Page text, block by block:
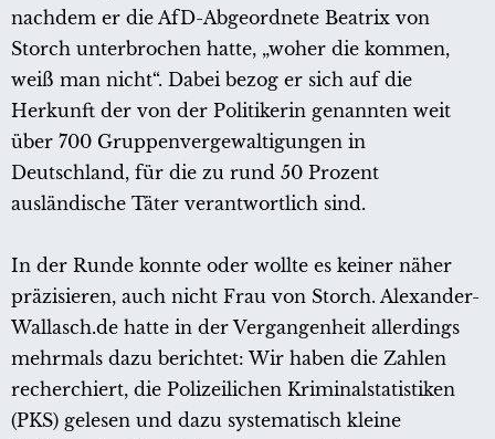
nachdem er die AfD-Abgeordnete Beatrix von
Storch unterbrochen hatte, „woher die kommen,
weiß man nicht“. Dabei bezog er sich auf die
Herkunft der von der Politikerin genannten weit
über 700 Gruppenvergewaltigungen in
Deutschland, für die zu rund 50 Prozent
ausländische Täter verantwortlich sind.
In der Runde konnte oder wollte es keiner näher
präzisieren, auch nicht Frau von Storch. Alexander-
Wallasch.de hatte in der Vergangenheit allerdings
mehrmals dazu berichtet: Wir haben die Zahlen
recherchiert, die Polizeilichen Kriminalstatistiken
(PKS) gelesen und dazu systematisch kleine